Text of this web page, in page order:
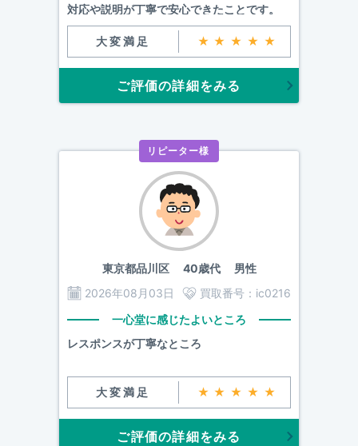
対応や説明が丁寧で安心できたことです。
大変満足 ★★★★★
ご評価の詳細をみる
リピーター様
東京都品川区40歳代 男性
2026年08月03日
買取番号： ic0216
一心堂に感じたよいところ
レスポンスが丁寧なところ
大変満足 ★★★★★
ご評価の詳細をみる